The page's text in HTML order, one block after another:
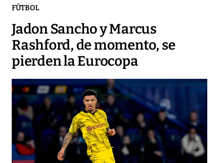
FÚTBOL
Jadon Sancho y Marcus
Rashford, de momento, se
pierden la Eurocopa